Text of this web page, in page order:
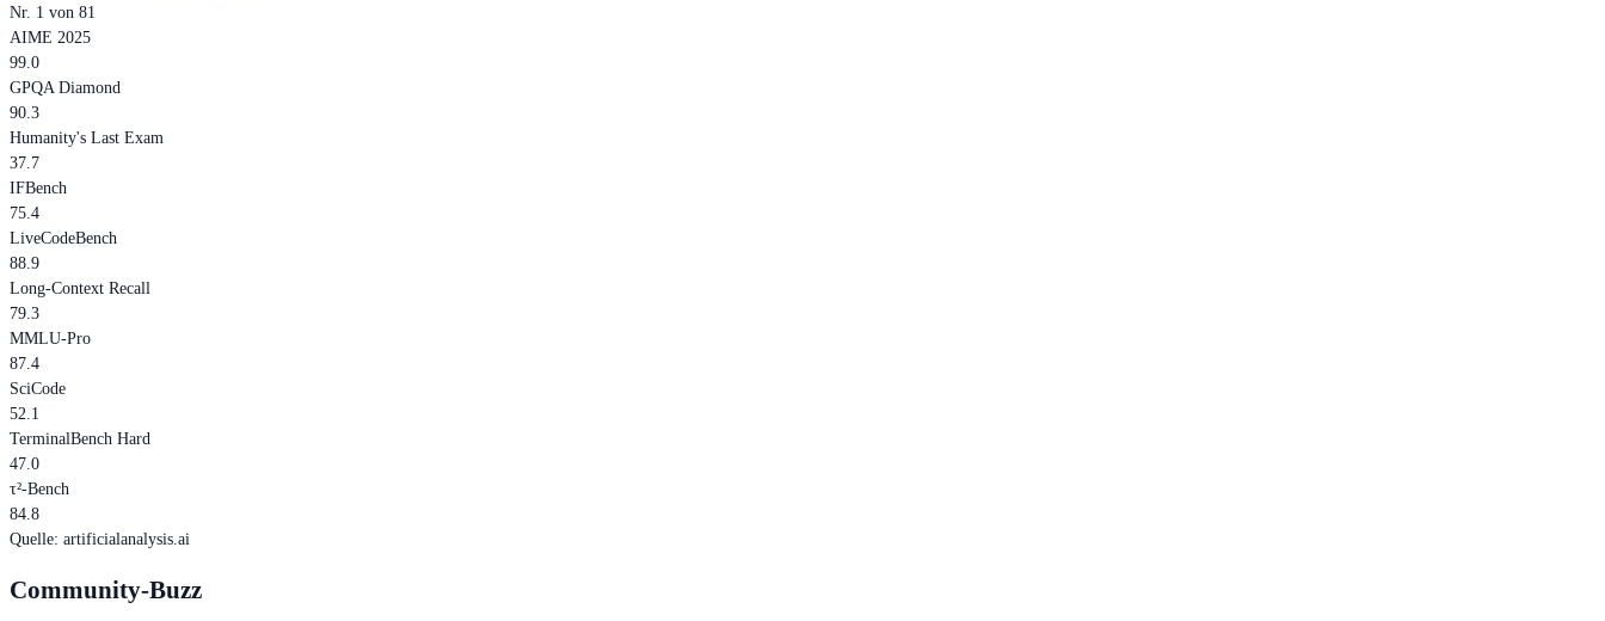
Nr. 1 von 81
AIME 2025
99.0
GPQA Diamond
90.3
Humanity's Last Exam
37.7
IFBench
75.4
LiveCodeBench
88.9
Long-Context Recall
79.3
MMLU-Pro
87.4
SciCode
52.1
TerminalBench Hard
47.0
τ²-Bench
84.8
Quelle: artificialanalysis.ai
Community-Buzz